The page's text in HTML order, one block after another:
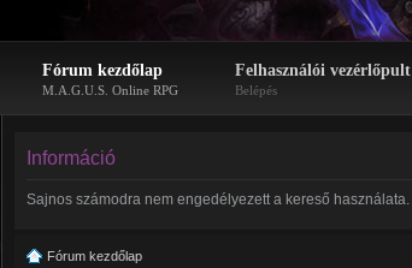
Fórum kezdőlap
M.A.G.U.S. Online RPG
Felhasználói vezérlőpult
Belépés
Információ
Sajnos számodra nem engedélyezett a kereső használata.
Fórum kezdőlap